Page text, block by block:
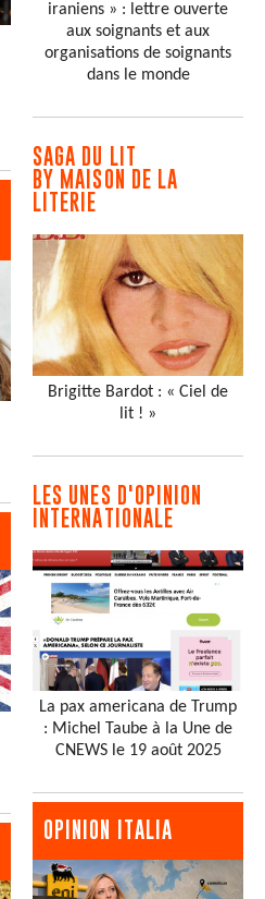
iraniens » : lettre ouverte
aux soignants et aux
organisations de soignants
dans le monde
SAGA DU LIT
BY MAISON DE LA
LITERIE
Brigitte Bardot : « Ciel de
lit ! »
LES UNES D'OPINION
INTERNATIONALE
La pax americana de Trump
: Michel Taube à la Une de
CNEWS le 19 août 2025
OPINION ITALIA